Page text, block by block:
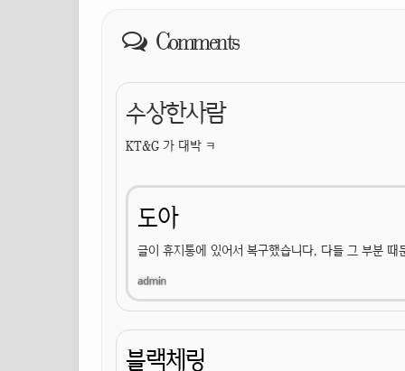
Comments
수상한사람
KT&G 가 대박 ㅋ
도아
글이 휴지통에 있어서 복구했습니다. 다들 그 부분 때
블랙체링